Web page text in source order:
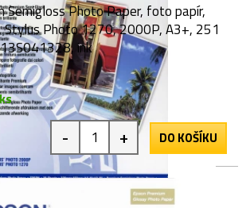
Semigloss Photo Paper, foto papír,
Stylus Photo 1270, 2000P, A3+, 251
ink
- + DO KOŠÍKU